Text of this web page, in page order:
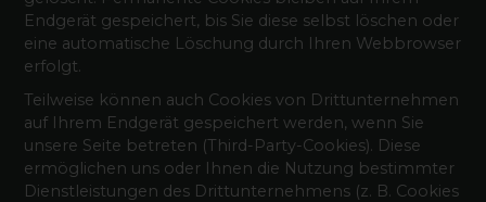
Endgerät gespeichert, bis Sie diese selbst löschen oder
eine automatische Löschung durch Ihren Webbrowser
erfolgt.
Teilweise können auch Cookies von Drittunternehmen
auf Ihrem Endgerät gespeichert werden, wenn Sie
unsere Seite betreten (Third-Party-Cookies). Diese
ermöglichen uns oder Ihnen die Nutzung bestimmter
Dienstleistungen des Drittunternehmens (z. B. Cookies